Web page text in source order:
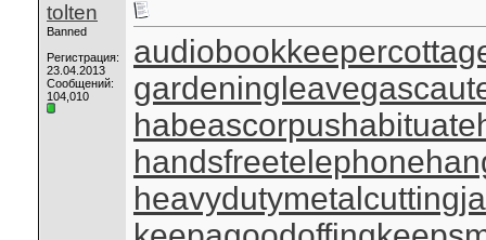
tolten
Banned
Регистрация:
23.04.2013
Сообщений:
104,010
audiobookkeeper
gardeningleave
habeascorpushabituate
handsfreetelephone
heavydutymetalcutting